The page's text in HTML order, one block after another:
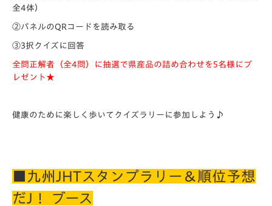
全4体）
②パネルのQRコードを読み取る
③3択クイズに回答
全問正解者（全4問）に抽選で県産品の詰め合わせを5名様にプ
レゼント★
健康のために楽しく歩いてクイズラリーに参加しよう♪
■九州JHTスタンプラリー＆順位予想
だJ！ ブース